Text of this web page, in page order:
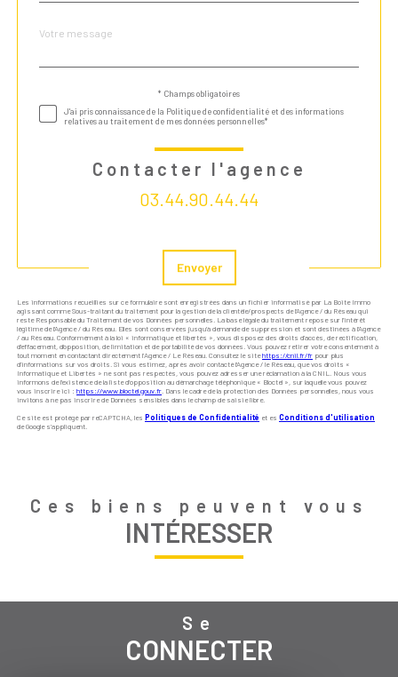
Fieldset
Message
*
* Champs obligatoires
J'ai pris connaissance de la Politique de confidentialité et des informations
relatives au traitement de mes données personnelles*
Contacter l'agence
03.44.90.44.44
Envoyer
Les informations recueillies sur ce formulaire sont enregistrées dans un fichier informatisé par La Boite Immo
agissant comme Sous-traitant du traitement pour la gestion de la clientèle/prospects de l'Agence / du Réseau qui
reste Responsable du Traitement de vos Données personnelles. La base légale du traitement repose sur l'intérêt
légitime de l'Agence / du Réseau. Elles sont conservées jusqu'à demande de suppression et sont destinées à l'Agence
/ au Réseau. Conformément à la loi « informatique et libertés », vous disposez des droits d’accès, de rectification,
d’effacement, d’opposition, de limitation et de portabilité de vos données. Vous pouvez retirer votre consentement à
tout moment en contactant directement l’Agence / Le Réseau. Consultez le sitehttps://cnil.fr/fr pour plus
d’informations sur vos droits. Si vous estimez, après avoir contacté l'Agence / le Réseau, que vos droits «
Informatique et Libertés » ne sont pas respectés, vous pouvez adresser une réclamation à la CNIL. Nous vous
informons de l’existence de la liste d'opposition au démarchage téléphonique « Bloctel », sur laquelle vous pouvez
vous inscrire ici : https://www.bloctel.gouv.fr . Dans le cadre de la protection des Données personnelles, nous vous
invitons à ne pas inscrire de Données sensibles dans le champ de saisie libre.
Ce site est protégé par reCAPTCHA, les Politiques de Confidentialité et es Conditions d'utilisation
de Google s'appliquent.
Ces biens peuvent vous
INTÉRESSER
Se
CONNECTER